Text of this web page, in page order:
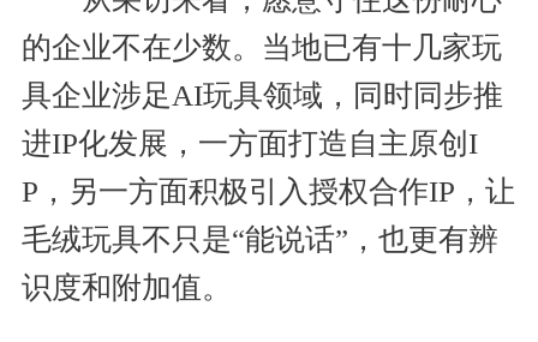
的企业不在少数。当地已有十几家玩
具企业涉足AI玩具领域，同时同步推
进IP化发展，一方面打造自主原创I
P，另一方面积极引入授权合作IP，让
毛绒玩具不只是“能说话”，也更有辨
识度和附加值。